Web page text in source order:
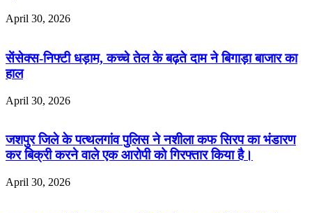
April 30, 2026
सेंसेक्स-निफ्टी धड़ाम, कच्चे तेल के बढ़ते दाम ने बिगाड़ा बाजार का
हाल
April 30, 2026
जशपुर जिले के पत्थलगांव पुलिस ने नशीला कफ सिरप का भंडारण
कर बिक्री करने वाले एक आरोपी को गिरफ्तार किया है।
April 30, 2026